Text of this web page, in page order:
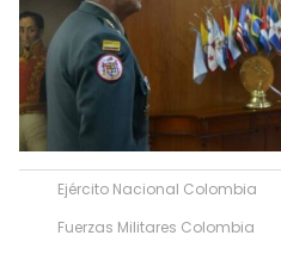
Ejército Nacional Colombia
Fuerzas Militares Colombia